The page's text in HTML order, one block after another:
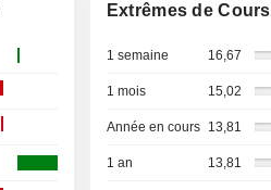
Extrêmes de Cours
1 semaine 16,67
1 mois 15,02
Année en cours 13,81
1 an 13,81